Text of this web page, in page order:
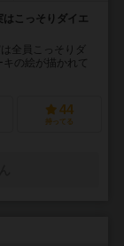
こっそりダイエ
全員こっそりダ
の絵が描かれて
44
持ってる